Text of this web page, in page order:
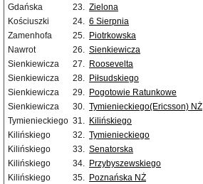
Gdańska
23. Zielona
Kościuszki
24. 6 Sierpnia
Zamenhofa
25. Piotrkowska
Nawrot
26. Sienkiewicza
Sienkiewicza
27. Roosevelta
Sienkiewicza
28. Piłsudskiego
Sienkiewicza
29. Pogotowie Ratunkowe
Sienkiewicza
30. Tymienieckiego(Ericsson) NŻ
Tymienieckiego 31. Kilińskiego
Kilińskiego
32. Tymienieckiego
Kilińskiego
33. Senatorska
Kilińskiego
34. Przybyszewskiego
Kilińskiego
35. Poznańska NŻ